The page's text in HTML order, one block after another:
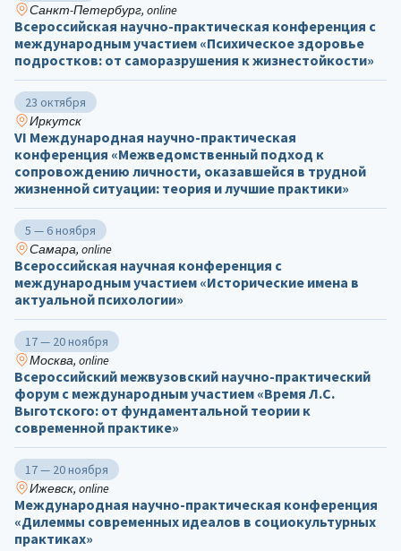
Санкт-Петербург, online
Всероссийская научно-практическая конференция с
международным участием «Психическое здоровье
подростков: от саморазрушения к жизнестойкости»
23 октября
Иркутск
VI Международная научно-практическая
конференция «Межведомственный подход к
сопровождению личности, оказавшейся в трудной
жизненной ситуации: теория и лучшие практики»
5 — 6 ноября
Самара, online
Всероссийская научная конференция с
международным участием «Исторические имена в
актуальной психологии»
17 — 20 ноября
Москва, online
Всероссийский межвузовский научно-практический
форум с международным участием «Время Л.С.
Выготского: от фундаментальной теории к
современной практике»
17 — 20 ноября
Ижевск, online
Международная научно-практическая конференция
«Дилеммы современных идеалов в социокультурных
практиках»